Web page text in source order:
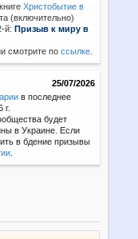
Христобытие в
(включительно)
й:Призыв к миру в
смотрите поссылке
25/07/2026
в последнее
г.
будет
в Украине. Если
в бдение призывы